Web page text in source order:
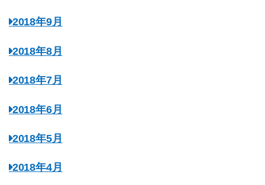
2018年9月
2018年8月
2018年7月
2018年6月
2018年5月
2018年4月